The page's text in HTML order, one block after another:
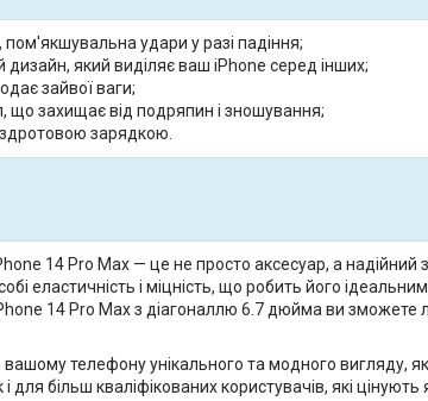
удари у разі падіння;
дизайн, який виділяє ваш iPhone серед інших;
зайвої ваги;
що захищає від подряпин і зношування;
зарядкою.
14 Pro Max — це не просто аксесуар, а надійний
еластичність і міцність, що робить його
14 Pro Max з діагоналлю 6.7 дюйма ви зможете
вашому телефону унікального та модного вигляду,
більш кваліфікованих користувачів, які цінують